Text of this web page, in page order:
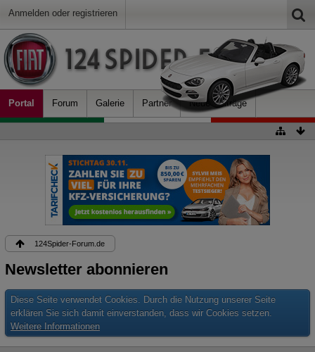
Anmelden oder registrieren
Portal Forum Galerie Partner Neue Beiträge
124Spider-Forum.de
Newsletter abonnieren
Diese Seite verwendet Cookies. Durch die Nutzung unserer Seite
erklären Sie sich damit einverstanden, dass wir Cookies setzen.
Weitere Informationen